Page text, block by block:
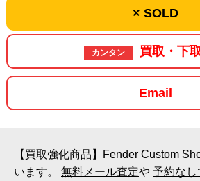
× SOLD
カンタン 買取・下
Email
【買取強化商品】Fender Custom
います。 無料メール査定や 予約なし